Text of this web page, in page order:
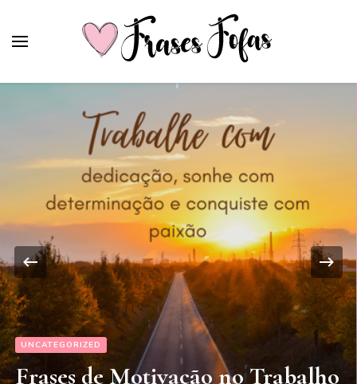
Frases Fofas
Frases e mensagens para compartilhar!
UNCATEGORIZED
Frases de Motivação no Trabalho